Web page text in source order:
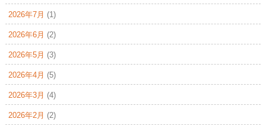
2026年7月 (1)
2026年6月 (2)
2026年5月 (3)
2026年4月 (5)
2026年3月 (4)
2026年2月 (2)